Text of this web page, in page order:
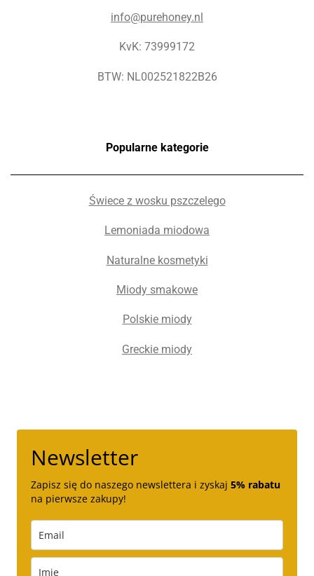
info@purehoney.nl
KvK: 73999172
BTW: NL002521822B26
Popularne kategorie
Świece z wosku pszczelego
Lemoniada miodowa
Naturalne kosmetyki
Miody smakowe
Polskie miody
Greckie miody
Newsletter
Zapisz się do naszego newslettera i zyskaj 5% rabatu
na pierwsze zakupy!